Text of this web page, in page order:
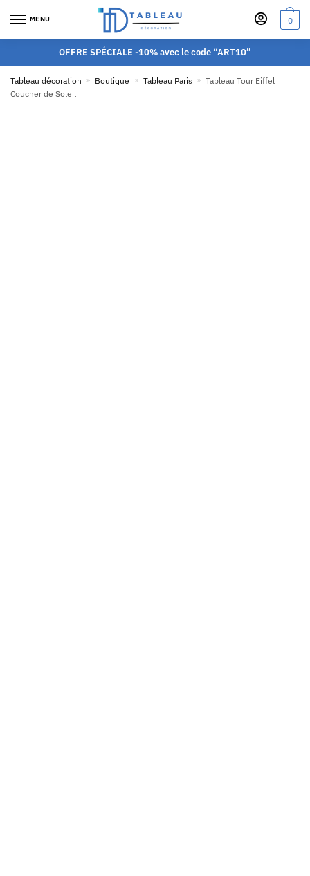
MENU 0
OFFRE SPÉCIALE -10% avec le code “ART10”
Tableau décoration » Boutique » Tableau Paris » Tableau Tour Eiffel
Coucher de Soleil